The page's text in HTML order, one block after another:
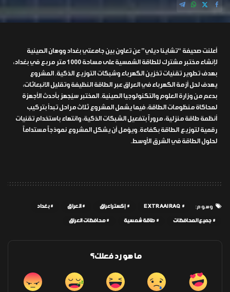
أعلنت صحيفة “تشاينا ديلي” عن تعاون بين جامعتي بغداد ووهان الصينية
لإنشاء مختبر مشترك للطاقة الشمسية على مساحة 1000 متر مربع في بغداد،
بهدف تطوير تقنيات تخزين الكهرباء وشبكات التوزيع الذكية. المشروع
يهدف لحل أزمة الكهرباء في العراق عبر الطاقة النظيفة وتقليل الانبعاثات،
بدعم من وزارة العلوم والتكنولوجيا الصينية. المختبر سيُجهز بأحدث الأجهزة
لمحاكاة منظومات الطاقة، فيما يشمل المشروع ثلاث مراحل تبدأ بتركيب
أنظمة طاقة منزلية، مروراً بتفعيل الشبكات الذكية، وانتهاء باستخدام تقنيات
رقمية لتوزيع الطاقة بكفاءة. ويؤمل أن يشكل المشروع نموذجاً مستداماً
لحلول الطاقة في الشرق الأوسط.
وسوم: EXTRAAIRAQ إكسترا عراق العراق بغداد
جميع المحافظات طاقة شمسية محافظات العراق
ما هو رد فعلك؟